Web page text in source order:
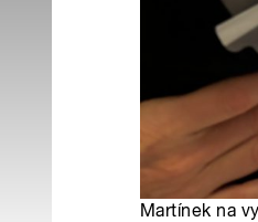
Martínek na